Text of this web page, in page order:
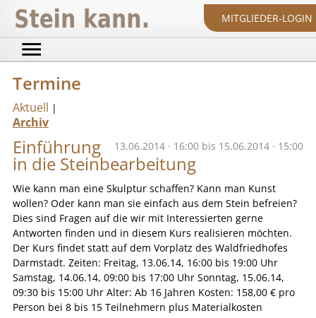
MITGLIEDER-LOGIN
Termine
Aktuell |
Archiv
13.06.2014 · 16:00 bis 15.06.2014 · 15:00
Einführung
in die Steinbearbeitung
Wie kann man eine Skulptur schaffen? Kann man Kunst
wollen? Oder kann man sie einfach aus dem Stein befreien?
Dies sind Fragen auf die wir mit Interessierten gerne
Antworten finden und in diesem Kurs realisieren möchten.
Der Kurs findet statt auf dem Vorplatz des Waldfriedhofes
Darmstadt. Zeiten: Freitag, 13.06.14, 16:00 bis 19:00 Uhr
Samstag, 14.06.14, 09:00 bis 17:00 Uhr Sonntag, 15.06.14,
09:30 bis 15:00 Uhr Alter: Ab 16 Jahren Kosten: 158,00 € pro
Person bei 8 bis 15 Teilnehmern plus Materialkosten